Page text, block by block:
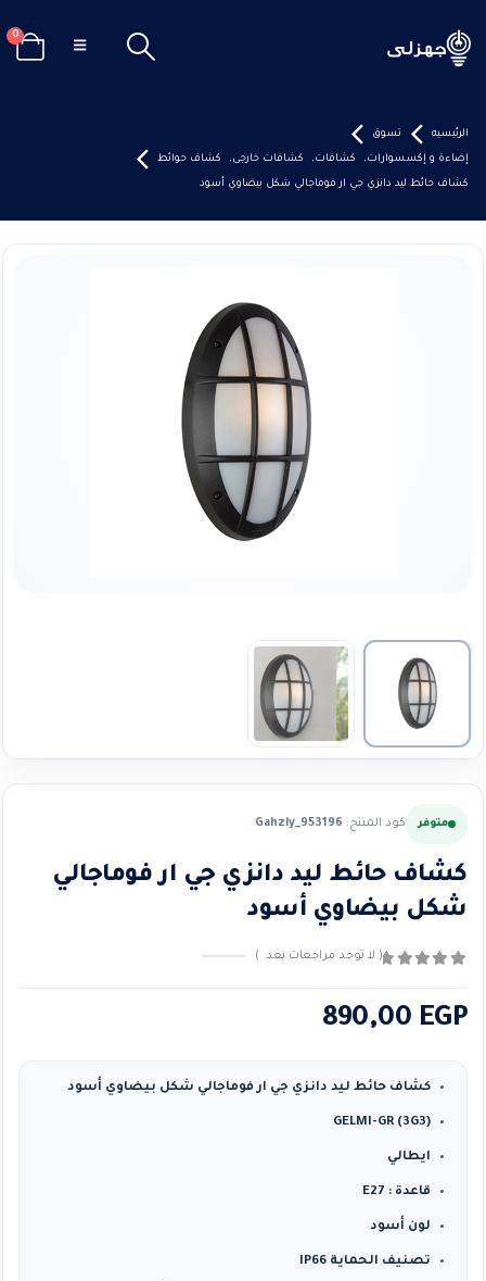
0
الرئيسيه تسوق
إضاءة و إكسسوارات, كشافات, كشافات خارجى, كشاف حوائط
كشاف حائط ليد دانزي جي ار فوماجالي شكل بيضاوي أسود
متوفر كود المنتج: Gahzly_953196
كشاف حائط ليد دانزي جي ار فوماجالي
شكل بيضاوي أسود
( لا توجد مراجعات بعد. )
890,00 EGP
كشاف حائط ليد دانزي جي ار فوماجالي شكل بيضاوي أسود
GELMI-GR (3G3)
ايطالي
قاعدة : E27
لون أسود
تصنيف الحماية IP66